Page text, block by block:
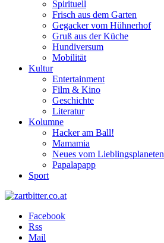
Spirituell
Frisch aus dem Garten
Gegacker vom Hühnerhof
Gruß aus der Küche
Hundiversum
Mobilität
Kultur
Entertainment
Film & Kino
Geschichte
Literatur
Kolumne
Hacker am Ball!
Mamamia
Neues vom Lieblingsplaneten
Papalapapp
Sport
Facebook
Rss
Mail